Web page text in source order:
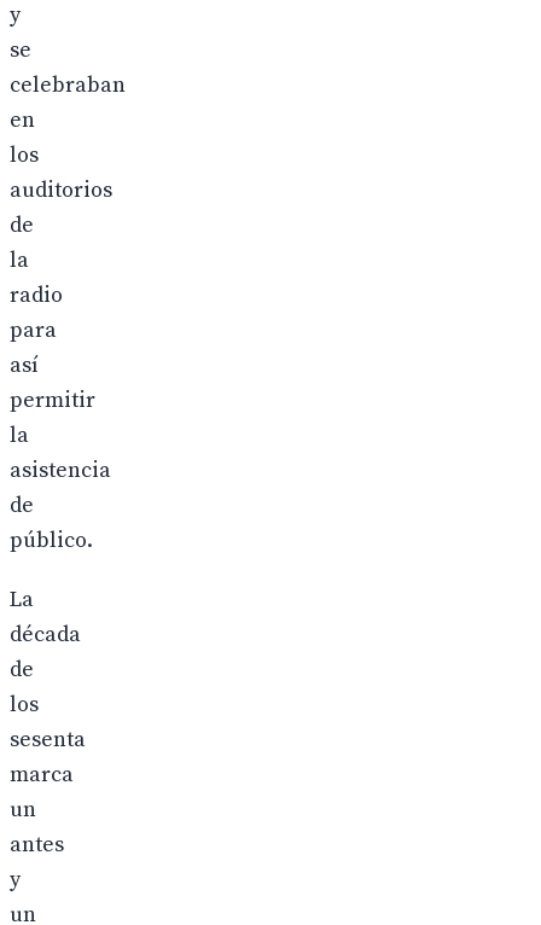
y
se
celebraban
en
los
auditorios
de
la
radio
para
así
permitir
la
asistencia
de
público.
La
década
de
los
sesenta
marca
un
antes
y
un